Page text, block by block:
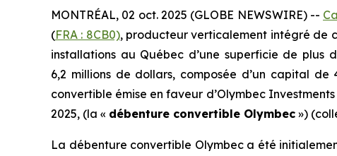
MONTRÉAL, 02 oct. 2025 (GLOBE NEWSWIRE) --
(FRA : 8CB0), producteur verticalement intégré de
installations au Québec d’une superficie de plus
6,2 millions de dollars, composée d’un capital
convertible émise en faveur d’Olymbec Investments
2025, (la « débenture convertible Olymbec »)
La débenture convertible Olymbec a été